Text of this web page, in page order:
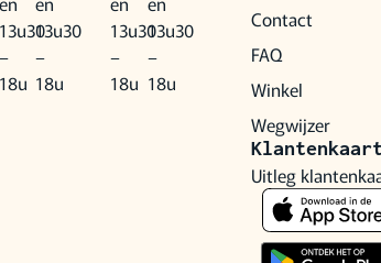
13u30
–
18u
13u30
–
18u
13u30
–
18u
13u30
–
18u
Contact
FAQ
Winkel
Wegwijzer
Klantenkaart
Uitleg